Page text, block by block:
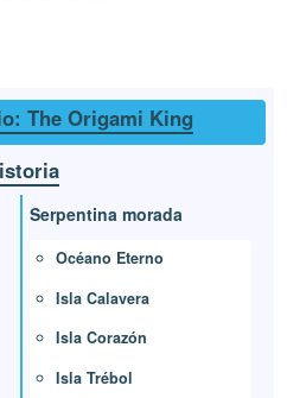
The Origami King
Serpentina morada
Océano Eterno
Isla Calavera
Isla Corazón
Isla Trébol